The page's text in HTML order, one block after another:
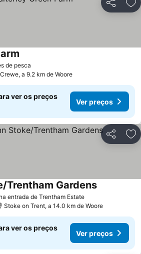
Partilhar
de pesca
Crewe, a 9.2 km de Woore
ver os preços
Ver preços
Partilhar
entrada de Trentham Estate
Trentham Gardens
Stoke on Trent, a 14.0 km de Woore
ver os preços
Ver preços